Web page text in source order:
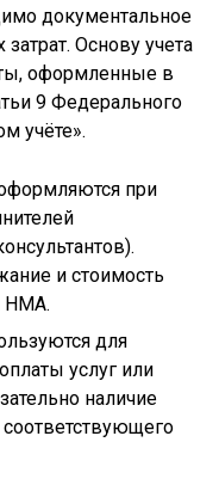
документальное
Основу учета
оформленные в
9 Федерального
учёте».
при
и стоимость
НМА.
для
услуг или
наличие
соответствующего